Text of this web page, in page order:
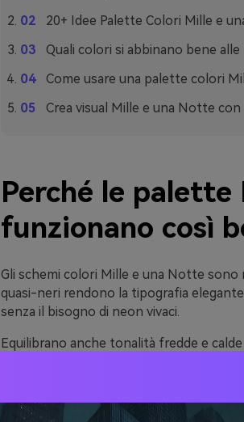
20+ Idee Palette Colori Mille e
Quali colori si abbinano bene
Come usare una palette colori
Crea visual Mille e una Notte con
Perché le
funzionano così
Gli schemi colori Mille e una Notte
quasi-neri rendono la tipografia
senza il bisogno di neon vivaci.
Equilibrano anche tonalità fredde e
formati: piccoli componenti UI, grandi